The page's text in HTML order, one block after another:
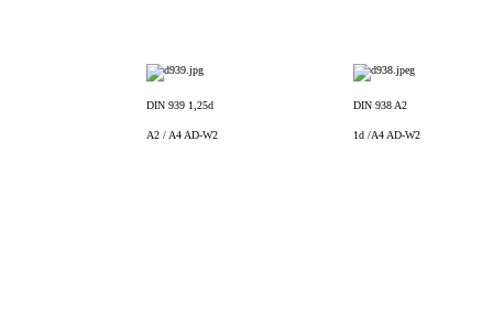
DIN 939 1,25d
A2 / A4 AD-W2
DIN 938 A2
1d /A4 AD-W2